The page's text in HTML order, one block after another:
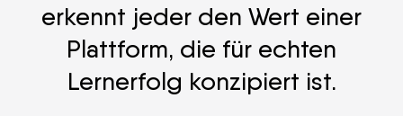
erkennt jeder den Wert einer
Plattform, die für echten
Lernerfolg konzipiert ist.